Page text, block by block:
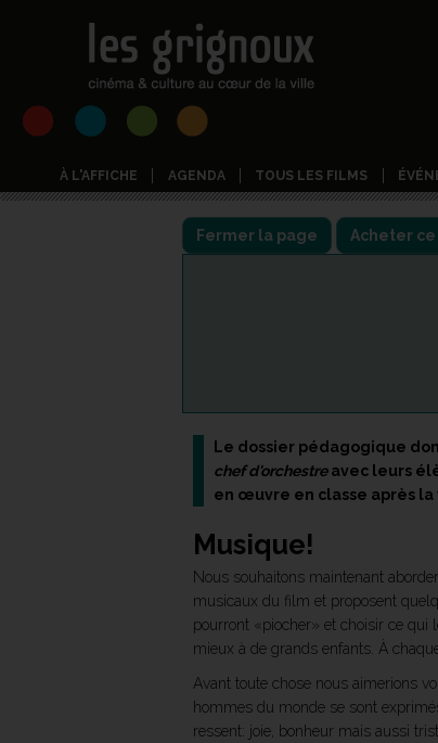
À L'AFFICHE AGENDA TOUS LES FILMS
Fermer la page
Le dossier pédagogique
chef d'orchestreavec leurs
en œuvre en classe après la
Musique!
Nous souhaitons maintenant
musicaux du film et proposent
pourront «piocher» et choisir ce qui
mieux à de grands enfants. À
Avant toute chose nous aimerions
hommes du monde se sont
ressent: joie, bonheur mais aussi